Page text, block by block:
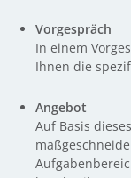
Vorgespräch
In einem
Ihnen die
Angebot
Auf Basis